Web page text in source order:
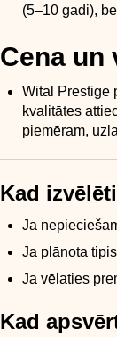
(5–10 gadi),
Cena un
Wital Prestige
kvalitātes
piemēram,
Kad
Ja
Ja plānota
Ja vēlaties
Kad